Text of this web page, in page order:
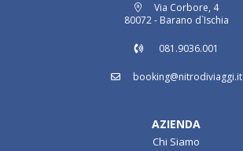
Via Corbore, 4
80072 - Barano d`Ischia
081.9036.001
booking@nitrodiviaggi.it
AZIENDA
Chi Siamo